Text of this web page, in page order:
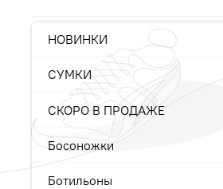
НОВИНКИ
СУМКИ
СКОРО В ПРОДАЖЕ
Босоножки
Ботильоны